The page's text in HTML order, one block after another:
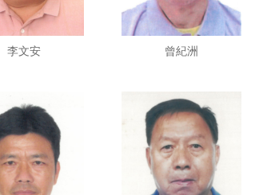
李文安 曾紀洲